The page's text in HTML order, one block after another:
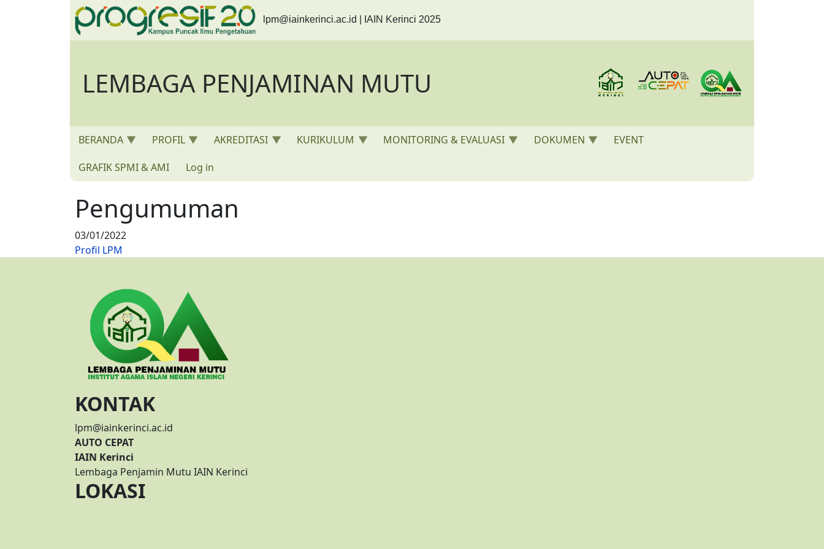
Skip to main content
lpm@iainkerinci.ac.id | IAIN Kerinci 2025
LEMBAGA PENJAMINAN MUTU
BERANDA PROFIL AKREDITASI KURIKULUM MONITORING & EVALUASI DOKUMEN EVENT
GRAFIK SPMI & AMI Log in
Pengumuman
03/01/2022
Profil LPM
KONTAK
lpm@iainkerinci.ac.id
AUTO CEPAT
IAIN Kerinci
Lembaga Penjamin Mutu IAIN Kerinci
LOKASI